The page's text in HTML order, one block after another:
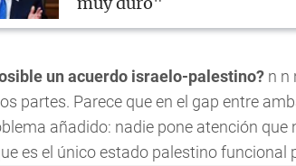
muy duro"
un acuerdo israelo-palestino? n n
partes. Parece que en el gap entre
añadido: nadie pone atención
es el único estado palestino funcional